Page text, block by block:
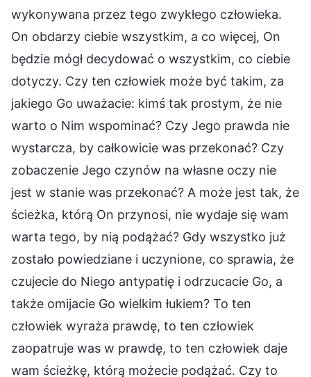
wykonywana przez tego zwykłego człowieka.
On obdarzy ciebie wszystkim, a co więcej, On
będzie mógł decydować o wszystkim, co ciebie
dotyczy. Czy ten człowiek może być takim, za
jakiego Go uważacie: kimś tak prostym, że nie
warto o Nim wspominać? Czy Jego prawda nie
wystarcza, by całkowicie was przekonać? Czy
zobaczenie Jego czynów na własne oczy nie
jest w stanie was przekonać? A może jest tak, że
ścieżka, którą On przynosi, nie wydaje się wam
warta tego, by nią podążać? Gdy wszystko już
zostało powiedziane i uczynione, co sprawia, że
czujecie do Niego antypatię i odrzucacie Go, a
także omijacie Go wielkim łukiem? To ten
człowiek wyraża prawdę, to ten człowiek
zaopatruje was w prawdę, to ten człowiek daje
wam ścieżkę, którą możecie podążać. Czy to